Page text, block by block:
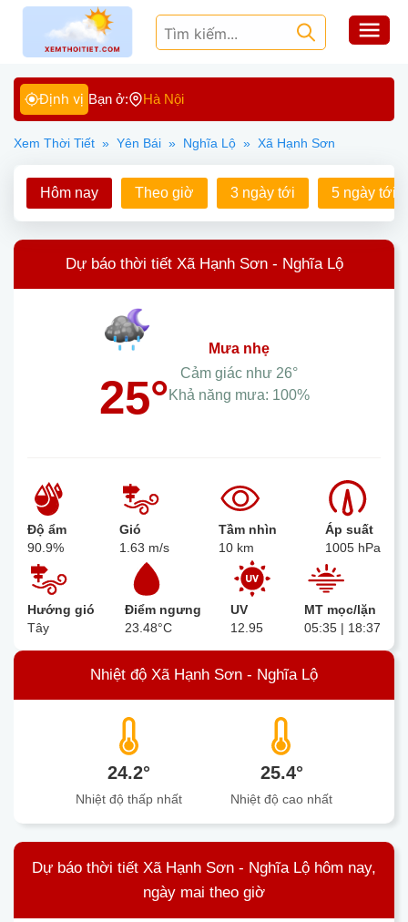
Định vị Bạn ở: Hà Nội
Xem Thời Tiết » Yên Bái » Nghĩa Lộ » Xã Hạnh Sơn
Hôm nay Theo giờ 3 ngày tới 5 ngày tới
Dự báo thời tiết Xã Hạnh Sơn - Nghĩa Lộ
25°
mưa nhẹ
Cảm giác như 26°
Khả năng mưa: 100%
Độ ẩm
90.9%
Gió
1.63 m/s
Tầm nhìn
10 km
Áp suất
1005 hPa
Hướng gió
Tây
Điểm ngưng
23.48°C
UV
12.95
MT mọc/lặn
05:35 | 18:37
Nhiệt độ Xã Hạnh Sơn - Nghĩa Lộ
24.2°
Nhiệt độ thấp nhất
25.4°
Nhiệt độ cao nhất
Dự báo thời tiết Xã Hạnh Sơn - Nghĩa Lộ hôm nay,
ngày mai theo giờ